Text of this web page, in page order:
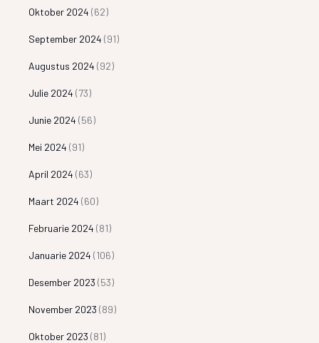
Oktober 2024 (62)
September 2024 (91)
Augustus 2024 (92)
Julie 2024 (73)
Junie 2024 (56)
Mei 2024 (91)
April 2024 (63)
Maart 2024 (60)
Februarie 2024 (81)
Januarie 2024 (106)
Desember 2023 (53)
November 2023 (89)
Oktober 2023 (81)